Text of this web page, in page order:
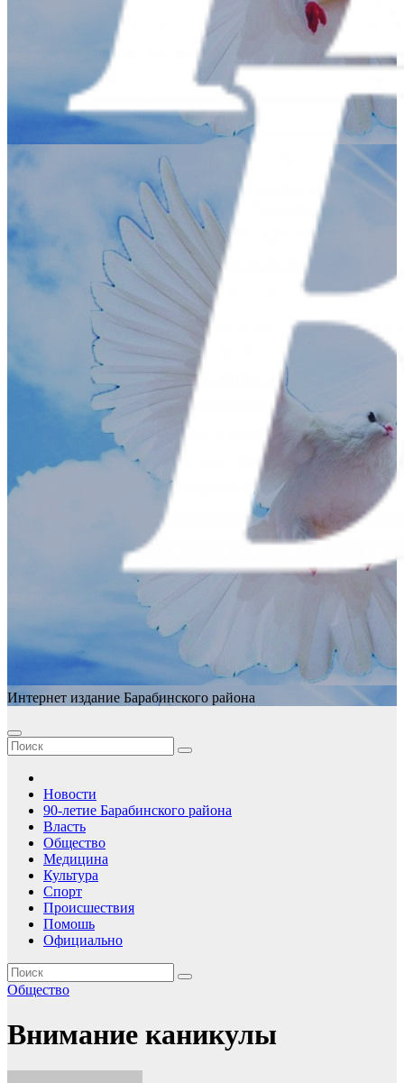
Интернет издание Барабинского района
Новости
90-летие Барабинского района
Власть
Общество
Медицина
Культура
Спорт
Происшествия
Помошь
Официально
Общество
Внимание каникулы